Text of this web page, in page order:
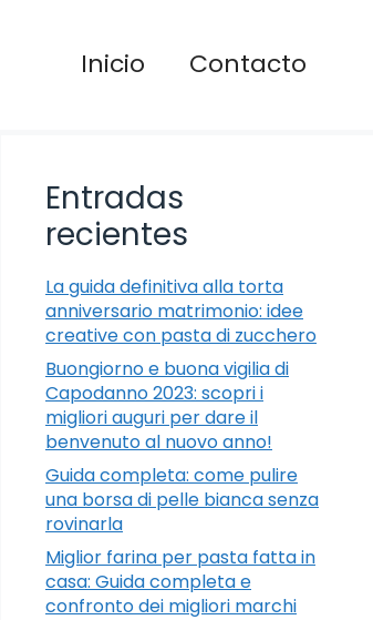
Inicio Contacto
Entradas
recientes
La guida definitiva alla torta
anniversario matrimonio: idee
creative con pasta di zucchero
Buongiorno e buona vigilia di
Capodanno 2023: scopri i
migliori auguri per dare il
benvenuto al nuovo anno!
Guida completa: come pulire
una borsa di pelle bianca senza
rovinarla
Miglior farina per pasta fatta in
casa: Guida completa e
confronto dei migliori marchi